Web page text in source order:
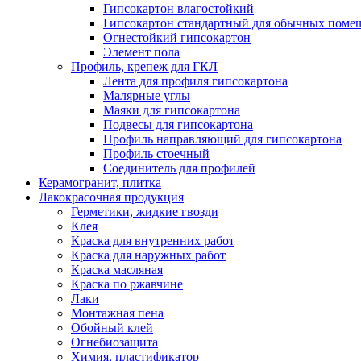
Гипсокартон влагостойкий
Гипсокартон стандартный для обычных
Огнестойкий гипсокартон
Элемент пола
Профиль, крепеж для ГКЛ
Лента для профиля гипсокартона
Малярные углы
Маяки для гипсокартона
Подвесы для гипсокартона
Профиль направляющий для гипсокартона
Профиль стоечный
Соединитель для профилей
Керамогранит, плитка
Лакокрасочная продукция
Герметики, жидкие гвозди
Клея
Краска для внутренних работ
Краска для наружных работ
Краска масляная
Краска по ржавчине
Лаки
Монтажная пена
Обойный клей
Огнебиозащита
Химия, пластификатор